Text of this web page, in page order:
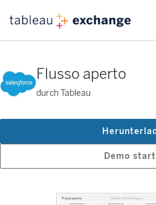
Flusso aperto
durch Tableau
Demo